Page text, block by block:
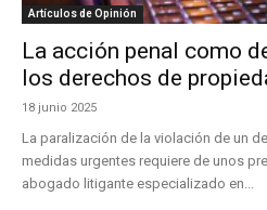
Artículos de Opinión
La acción penal como
los derechos de
18 junio 2025
La paralización de la violación de un
medidas urgentes requiere de unos
abogado litigante especializado en...